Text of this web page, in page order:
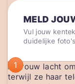
MELD
Vul jouw
duidelijke
1